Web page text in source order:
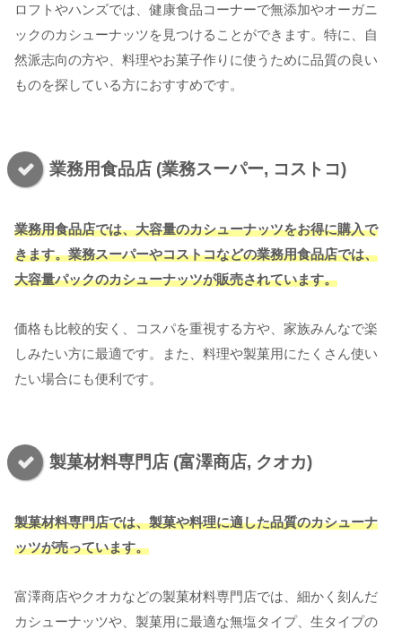
ロフトやハンズでは、健康食品コーナーで無添加やオーガニ
ックのカシューナッツを見つけることができます。特に、自
然派志向の方や、料理やお菓子作りに使うために品質の良い
ものを探している方におすすめです。
業務用食品店 (業務スーパー, コストコ)
業務用食品店では、大容量のカシューナッツをお得に購入で
きます。業務スーパーやコストコなどの業務用食品店では、
大容量パックのカシューナッツが販売されています。
価格も比較的安く、コスパを重視する方や、家族みんなで楽
しみたい方に最適です。また、料理や製菓用にたくさん使い
たい場合にも便利です。
製菓材料専門店 (富澤商店, クオカ)
製菓材料専門店では、製菓や料理に適した品質のカシューナ
ッツが売っています。
富澤商店やクオカなどの製菓材料専門店では、細かく刻んだ
カシューナッツや、製菓用に最適な無塩タイプ、生タイプの